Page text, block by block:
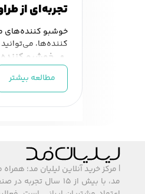
تجربه‌ای از
خوشبو کننده‌های
کننده‌ها،
خوشبو
رایحه‌های
خوشبو
فضا را تازه
چرا باید خوشبو
نیز کمک می‌کنند.
محیطبرای انتخاب
مطالعه بیشتر
| مرکز خرید آنلاین لیلیان مد؛
مد، با بیش از ۱۵